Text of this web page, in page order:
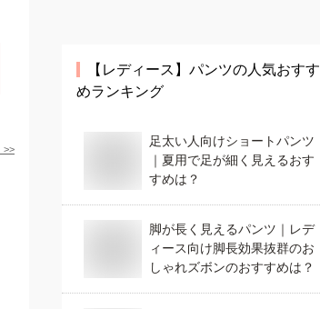
>>
【レディース】 パンツの人気おすす
めランキング
足太い人向けショートパンツ
｜夏用で足が細く見えるおす
すめは？
脚が長く見えるパンツ｜レデ
ィース向け脚長効果抜群のお
しゃれズボンのおすすめは？